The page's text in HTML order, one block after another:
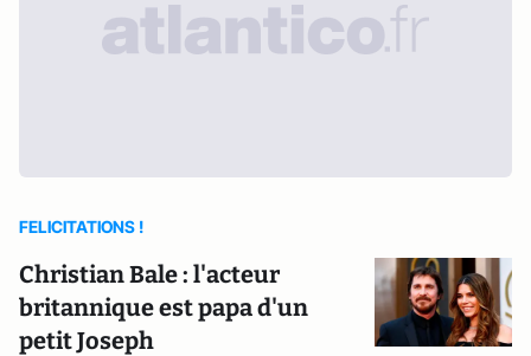
FELICITATIONS !
Christian Bale : l'acteur
britannique est papa d'un
petit Joseph